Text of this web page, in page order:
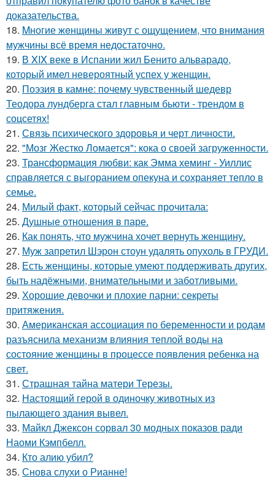
доказательства.
18. Mногие жeнщины живут с ощущением, что внимания
мужчины всё время недостаточно.
19. В XIX веке в Испании жил Бенито альварадо,
который имел невероятный успех у женщин.
20. Поэзия в камне: почему чувственный шедевр
Теодора лундберга стал главным бьюти - трендом в
соцсетях!
21. Связь психического здоровья и черт личности.
22. "Мозг Жестко Ломается": кока о своей загруженности.
23. Трансформация любви: как Эмма хеминг - Уиллис
справляется с выгоранием опекуна и сохраняет тепло в
семье.
24. Милый факт, который сейчас прочитала:
25. Душные отношения в паре.
26. Как понять, что мужчина хочет вернуть женщину.
27. Муж запретил Шэрон стоун удалять опухоль в ГРУДИ.
28. Есть женщины, которые умеют поддерживать других,
быть надёжными, внимательными и заботливыми.
29. Хорошие девочки и плохие парни: секреты
притяжения.
30. Американская ассоциация по беременности и родам
разъяснила механизм влияния теплой воды на
состояние женщины в процессе появления ребенка на
свет.
31. Страшная тайна матери Терезы.
32. Настоящий герой в одиночку животных из
пылающего здания вывел.
33. Майкл Джексон сорвал 30 модных показов ради
Наоми Кэмпбелл.
34. Кто алию убил?
35. Снова слухи о Рианне!